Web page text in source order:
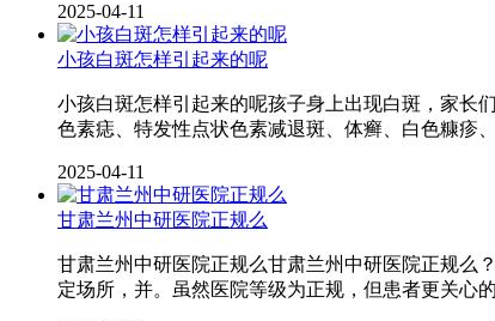
2025-04-11
小孩白斑怎样引起来的呢
小孩白斑怎样引起来的呢孩子身上出现白斑，家长
色素痣、特发性点状色素减退斑、体癣、白色糠疹、
2025-04-11
甘肃兰州中研医院正规么
甘肃兰州中研医院正规么甘肃兰州中研医院正规么
定场所，并。虽然医院等级为正规，但患者更关心的